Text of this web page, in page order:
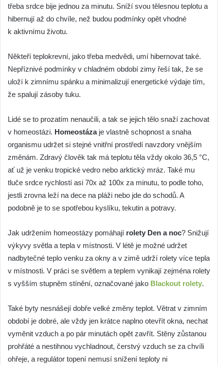
třeba srdce bije jednou za minutu. Sníží svou tělesnou teplotu a
hibernují až do chvíle, než budou podmínky opět vhodné
k aktivnímu životu.
Někteří teplokrevní, jako třeba medvědi, umí hibernovat také.
Nepříznivé podmínky v chladném období zimy řeší tak, že se
uloží k zimnímu spánku a minimalizují energetické výdaje tím,
že spalují zásoby tuku.
Lidé se to prozatím nenaučili, a tak se jejich tělo snaží zachovat
v homeostázi. Homeostázaje vlastně schopnost a snaha
organismu udržet si stejné vnitřní prostředí navzdory vnějším
změnám. Zdravý člověk tak má teplotu těla vždy okolo 36,5 °C,
ať už je venku tropické vedro nebo arktický mráz. Také mu
tluče srdce rychlostí asi 70x až 100x za minutu, to podle toho,
jestli zrovna leží na dece na pláži nebo jde do schodů. A
podobně je to se spotřebou kyslíku, tekutin a potravy.
Jak udržením homeostázy pomáhají rolety Den a noc? Snižují
výkyvy světla a tepla v místnosti. V létě je možné udržet
nadbytečné teplo venku za okny a v zimě udrží rolety více tepla
v místnosti. V práci se světlem a teplem vynikají zejména rolety
s vyšším stupněm stínění, označované jako Blackout rolety.
Také byty nesnášejí dobře velké změny teplot. Větrat v zimním
období je dobré, ale vždy jen krátce naplno otevřít okna, nechat
vyměnit vzduch a po pár minutách opět zavřít. Stěny zůstanou
prohřáté a nestihnou vychladnout, čerstvý vzduch se za chvíli
ohřeje, a regulátor topení nemusí snížení teploty ni